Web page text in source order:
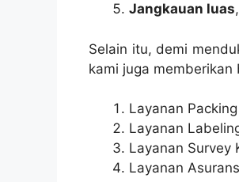
Jangkauan luas
Selain itu, demi
kami juga
Layanan
Layanan
Layanan Survey
Layanan